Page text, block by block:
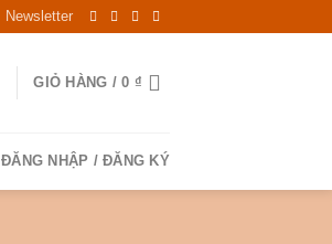
Newsletter
GIỎ HÀNG /0 ₫
ĐĂNG NHẬP / ĐĂNG KÝ